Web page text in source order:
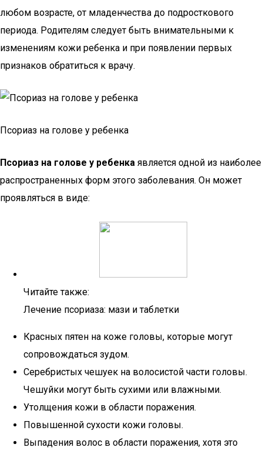
любом возрасте, от младенчества до подросткового
периода. Родителям следует быть внимательными к
изменениям кожи ребенка и при появлении первых
признаков обратиться к врачу.
Псориаз на голове у ребенка
Псориаз на голове у ребенка является одной из наиболее
распространенных форм этого заболевания. Он может
проявляться в виде:
Читайте также:
Лечение псориаза: мази и таблетки
Красных пятен на коже головы, которые могут
сопровождаться зудом.
Серебристых чешуек на волосистой части головы.
Чешуйки могут быть сухими или влажными.
Утолщения кожи в области поражения.
Повышенной сухости кожи головы.
Выпадения волос в области поражения, хотя это